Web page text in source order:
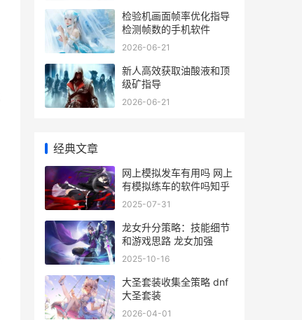
检验机画面帧率优化指导
检测帧数的手机软件
2026-06-21
新人高效获取油酸液和顶
级矿指导
2026-06-21
经典文章
网上模拟发车有用吗 网上
有模拟练车的软件吗知乎
2025-07-31
龙女升分策略：技能细节
和游戏思路 龙女加强
2025-10-16
大圣套装收集全策略 dnf
大圣套装
2026-04-01